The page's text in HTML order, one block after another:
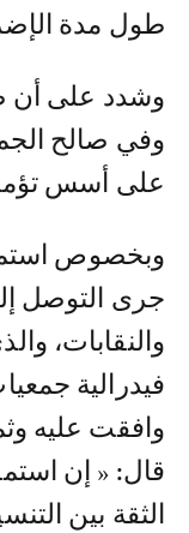
طول مدة
وشدد على أن
وفي صالح
على أسس
وبخصوص
جرى التوصل
والنقابات،
فيدرالية
وافقت عليه
قال: « إن
الثقة بين